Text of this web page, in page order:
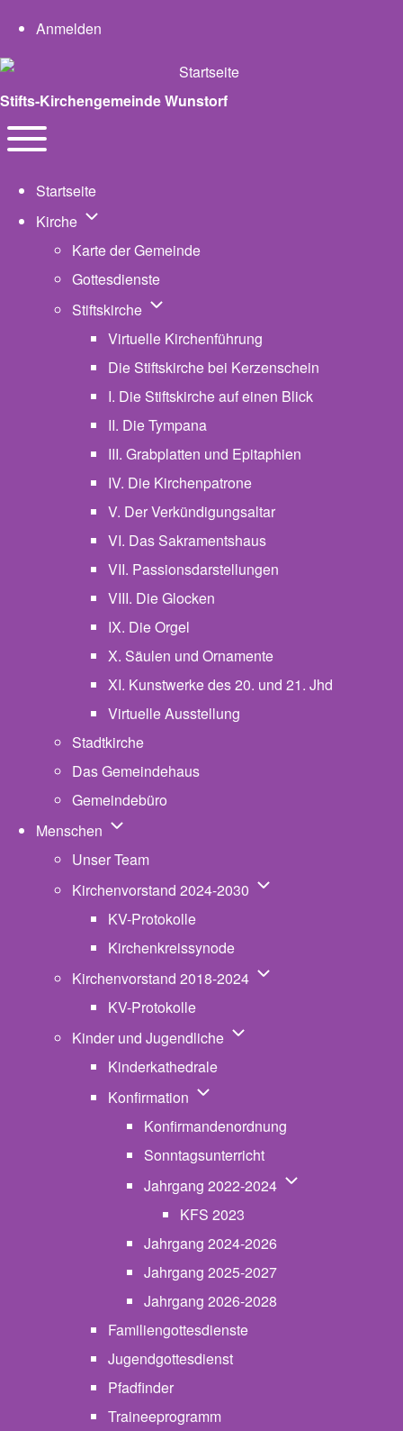
User account menu
Anmelden
Stifts-Kirchengemeinde Wunstorf
Navigation
Startseite
Kirche Unternavigation von Kirche
Karte der Gemeinde
Gottesdienste
Stiftskirche Unternavigation von Stiftskirche
Virtuelle Kirchenführung
Die Stiftskirche bei Kerzenschein
I. Die Stiftskirche auf einen Blick
II. Die Tympana
III. Grabplatten und Epitaphien
IV. Die Kirchenpatrone
V. Der Verkündigungsaltar
VI. Das Sakramentshaus
VII. Passionsdarstellungen
VIII. Die Glocken
IX. Die Orgel
X. Säulen und Ornamente
XI. Kunstwerke des 20. und 21. Jhd
Virtuelle Ausstellung
Stadtkirche
Das Gemeindehaus
Gemeindebüro
Menschen Unternavigation von Menschen
Unser Team
Kirchenvorstand 2024-2030 Unternavigation von
KV-Protokolle
Kirchenkreissynode
Kirchenvorstand 2018-2024 Unternavigation von
KV-Protokolle
Kinder und Jugendliche Unternavigation von
Kinderkathedrale
Konfirmation Unternavigation von
Konfirmandenordnung
Sonntagsunterricht
Jahrgang 2022-2024 Unternavigation
KFS 2023
Jahrgang 2024-2026
Jahrgang 2025-2027
Jahrgang 2026-2028
Familiengottesdienste
Jugendgottesdienst
Pfadfinder
Traineeprogramm